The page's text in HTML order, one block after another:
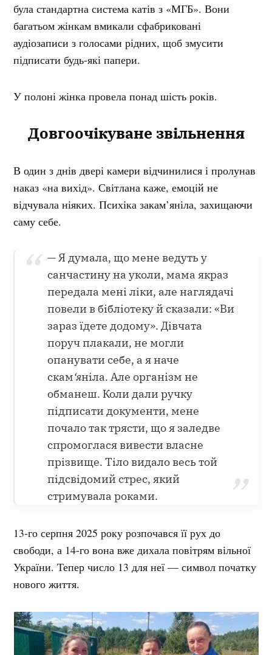
була стандартна система катів з «МГБ». Вони
багатьом жінкам вмикали сфабриковані
аудіозаписи з голосами рідних, щоб змусити
підписати будь-які папери.
У полоні жінка провела понад шість років.
Довгоочікуване звільнення
В один з днів двері камери відчинилися і пролунав
наказ «на вихід». Світлана каже, емоцій не
відчувала ніяких. Психіка закам’яніла, захищаючи
саму себе.
— Я думала, що мене ведуть у
санчастину на уколи, мама якраз
передала мені ліки, але наглядачі
повели в бібліотеку й сказали: «Ви
зараз їдете додому». Дівчата
поруч плакали, не могли
опанувати себе, а я наче
скам‘яніла. Але організм не
обманеш. Коли дали ручку
підписати документи, мене
почало так трясти, що я заледве
спромоглася вивести власне
прізвище. Тіло видало весь той
підсвідомий стрес, який
стримувала роками.
13-го серпня 2025 року розпочався її рух до
свободи, а 14-го вона вже дихала повітрям вільної
України. Тепер число 13 для неї — символ початку
нового життя.